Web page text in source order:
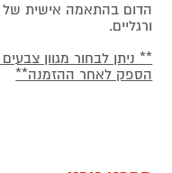
הדום בהתאמה אישית של
ורגליים.
הספק לאחר ההזמנה**